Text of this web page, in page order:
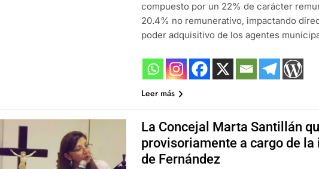
compuesto por un 22% de carácter
20.4% no remunerativo, impactando
poder adquisitivo de los agentes
Leer más
La Concejal Marta Santillán
provisoriamente a cargo de la
de Fernández